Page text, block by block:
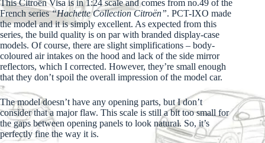
This Citroën Visa is in 1:24 scale and comes from no.49 of the
French series“Hachette Collection Citroën”. PCT-IXO made
the model and it is simply excellent. As expected from this
series, the build quality is on par with branded display-case
models. Of course, there are slight simplifications – body-
coloured air intakes on the hood and lack of the side mirror
reflectors, which I corrected. However, they’re small enough
that they don’t spoil the overall impression of the model car.
The model doesn’t have any opening parts, but I don’t
consider that a major flaw. This scale is still a bit too small for
the gaps between opening panels to look natural. So, it’s
perfectly fine the way it is.